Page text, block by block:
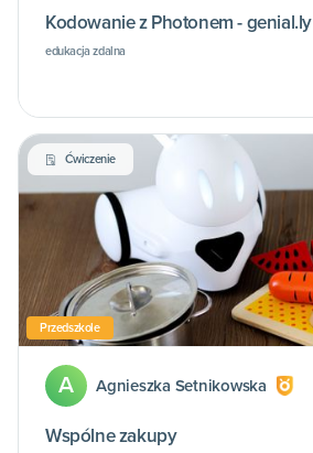
Kodowanie z Photonem - genial.ly
edukacja zdalna
Ćwiczenie
Przedszkole
A Agnieszka Setnikowska
Wspólne zakupy